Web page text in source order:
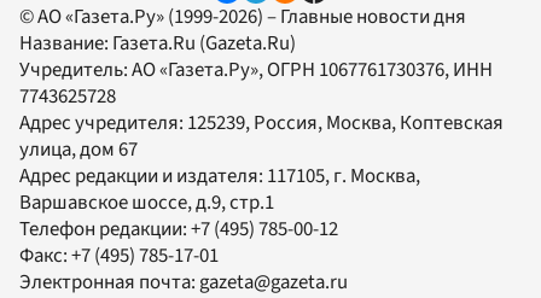
© АО «Газета.Ру» (1999-2026) – Главные новости дня
Название: Газета.Ru (Gazeta.Ru)
Учредитель:АО «Газета.Ру», ОГРН 1067761730376, ИНН
7743625728
Адрес учредителя: 125239, Россия, Москва, Коптевская
улица, дом 67
Адрес редакции и издателя: 117105, г. Москва,
Варшавское шоссе, д.9, стр.1
Телефон редакции:+7 (495) 785-00-12
Факс:+7 (495) 785-17-01
Электронная почта: gazeta@gazeta.ru